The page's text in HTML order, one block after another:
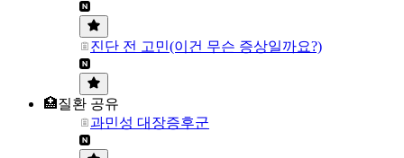
진단 전 고민(이건 무슨 증상일까요?)
🏥질환 공유
과민성 대장증후군